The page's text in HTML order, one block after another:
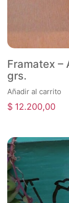
Framatex –
grs.
Añadir al carrito
$ 12.200,00